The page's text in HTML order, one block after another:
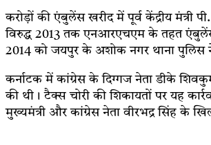
करोड़ों की एंबुलेंस खरीद में पूर्व केंद्रीय मंत्री
विरुद्ध 2013 तक एनआरएचएम के तहत एंबुलेंस
2014 को जयपुर के अशोक नगर थाना पुलिस
कर्नाटक में कांग्रेस के दिग्गज नेता डीके
की थी। टैक्स चोरी की शिकायतों पर यह
मुख्यमंत्री और कांग्रेस नेता वीरभद्र सिंह के